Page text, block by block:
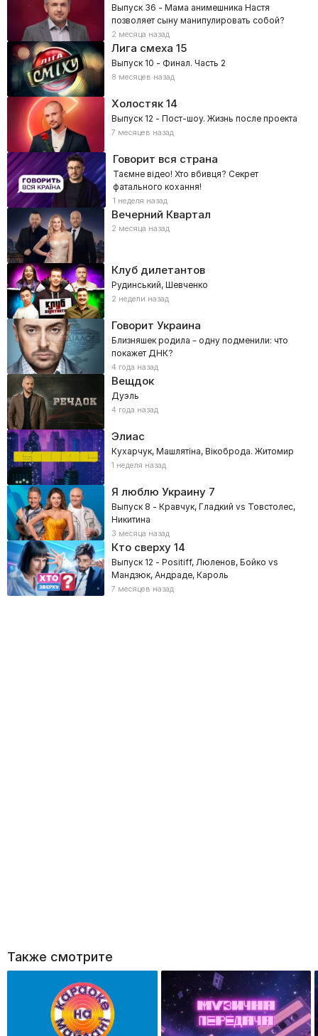
Выпуск 36 - Мама анимешника Настя
позволяет сыну манипулировать собой?
2 месяца назад
Лига смеха 15
Выпуск 10 - Финал. Часть 2
8 месяцев назад
Холостяк14
Выпуск 12 - Пост-шоу. Жизнь после проекта
7 месяцев назад
Говорит вся страна
Таємне відео! Хто вбивця? Секрет
фатального кохання!
1 неделя назад
Вечерний Квартал
2 месяца назад
Клуб дилетантов
Рудинський, Шевченко
2 недели назад
Говорит Украина
Близняшек родила – одну подменили: что
покажет ДНК?
4 года назад
Вещдок
Дуэль
4 года назад
Элиас
Кухарчук, Машлятіна, Вікоброда. Житомир
1 неделя назад
Я люблю Украину7
Выпуск 8 - Кравчук, Гладкий vs Товстолес,
Никитина
3 месяца назад
Кто сверху14
Выпуск 12 - Positiff, Люленов, Бойко vs
Мандзюк, Андраде, Кароль
7 месяцев назад
Также смотрите